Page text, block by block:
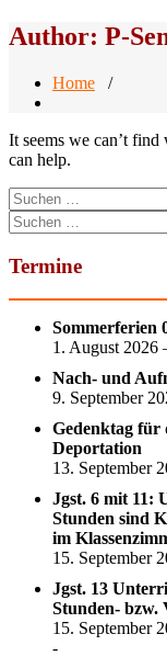
Author: P-
Home /
It seems we can’t
can help.
Suchen
nach:
Suchen
nach:
Termine
Sommerferien
1. August 2026
Nach- und
9. September
Gedenktag für
Deportation
13. September
Jgst. 6 mit 11:
Stunden sind
im
15. September
Jgst. 13
Stunden- bzw.
15. September
-